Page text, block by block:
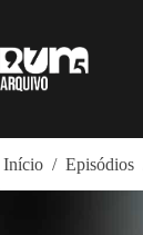
o
conteúdo
Início / Episódios